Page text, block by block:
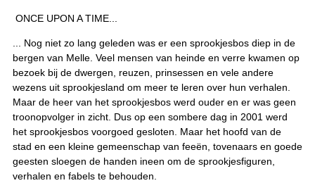
ONCE UPON A TIME...
... Nog niet zo lang geleden was er een sprookjesbos diep in de
bergen van Melle. Veel mensen van heinde en verre kwamen op
bezoek bij de dwergen, reuzen, prinsessen en vele andere
wezens uit sprookjesland om meer te leren over hun verhalen.
Maar de heer van het sprookjesbos werd ouder en er was geen
troonopvolger in zicht. Dus op een sombere dag in 2001 werd
het sprookjesbos voorgoed gesloten. Maar het hoofd van de
stad en een kleine gemeenschap van feeën, tovenaars en goede
geesten sloegen de handen ineen om de sprookjesfiguren,
verhalen en fabels te behouden.